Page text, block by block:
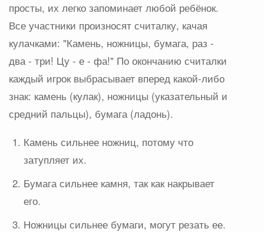
просты, их легко запоминает любой ребёнок.
Все участники произносят считалку, качая
кулачками: "Камень, ножницы, бумага, раз -
два - три! Цу - е - фа!" По окончанию считалки
каждый игрок выбрасывает вперед какой-либо
знак: камень (кулак), ножницы (указательный и
средний пальцы), бумага (ладонь).
Камень сильнее ножниц, потому что
затупляет их.
Бумага сильнее камня, так как накрывает
его.
Ножницы сильнее бумаги, могут резать ее.